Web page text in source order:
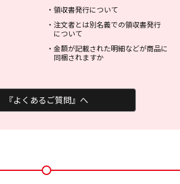
・ 領収書発行について
・ 注文者とは別名義での領収書発行
について
・ 金額が記載された明細などが商品に
同梱されますか
『よくあるご質問』へ